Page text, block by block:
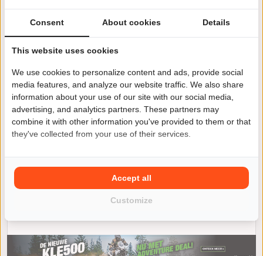
Amsterdam-Duivendrecht
Zoek je een Honda ADV 350 met een 330 cc eencilinder,
21,5 kW en 31,5 Nm, dan helpt het om ook te letten op
hoe soepel hij oppakt en hoe compleet de uitvoering is.
Met een zithoogte van 795 mm en een rijklaargewicht
van 186 kg voelt dit model in de praktijk vaak stabiel
rijden is vooral het automatische CVT-karakter prettig,
zeker als je veel in de stad of in druk verkeer zit. Kijk bij
een tweedehands aankoop extra goed naar onderhoud
en naar de staat van slijtdelen en functies zoals de
Consent About cookies Details
This website uses cookies
We use cookies to personalize content and ads, provide social
media features, and analyze our website traffic. We also share
information about your use of our site with our social media,
advertising, and analytics partners. These partners may
combine it with other information you've provided to them or that
they've collected from your use of their services.
Customize
Accept all